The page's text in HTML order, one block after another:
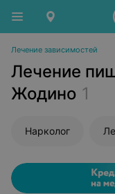
Лечение зависимостей
Лечение
Жодино 1
Нарколог